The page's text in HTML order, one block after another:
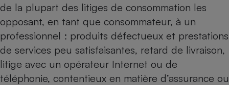
de la plupart des litiges de consommation les
opposant, en tant que consommateur, à un
professionnel : produits défectueux et prestations
de services peu satisfaisantes, retard de livraison,
litige avec un opérateur Internet ou de
téléphonie, contentieux en matière d’assurance ou